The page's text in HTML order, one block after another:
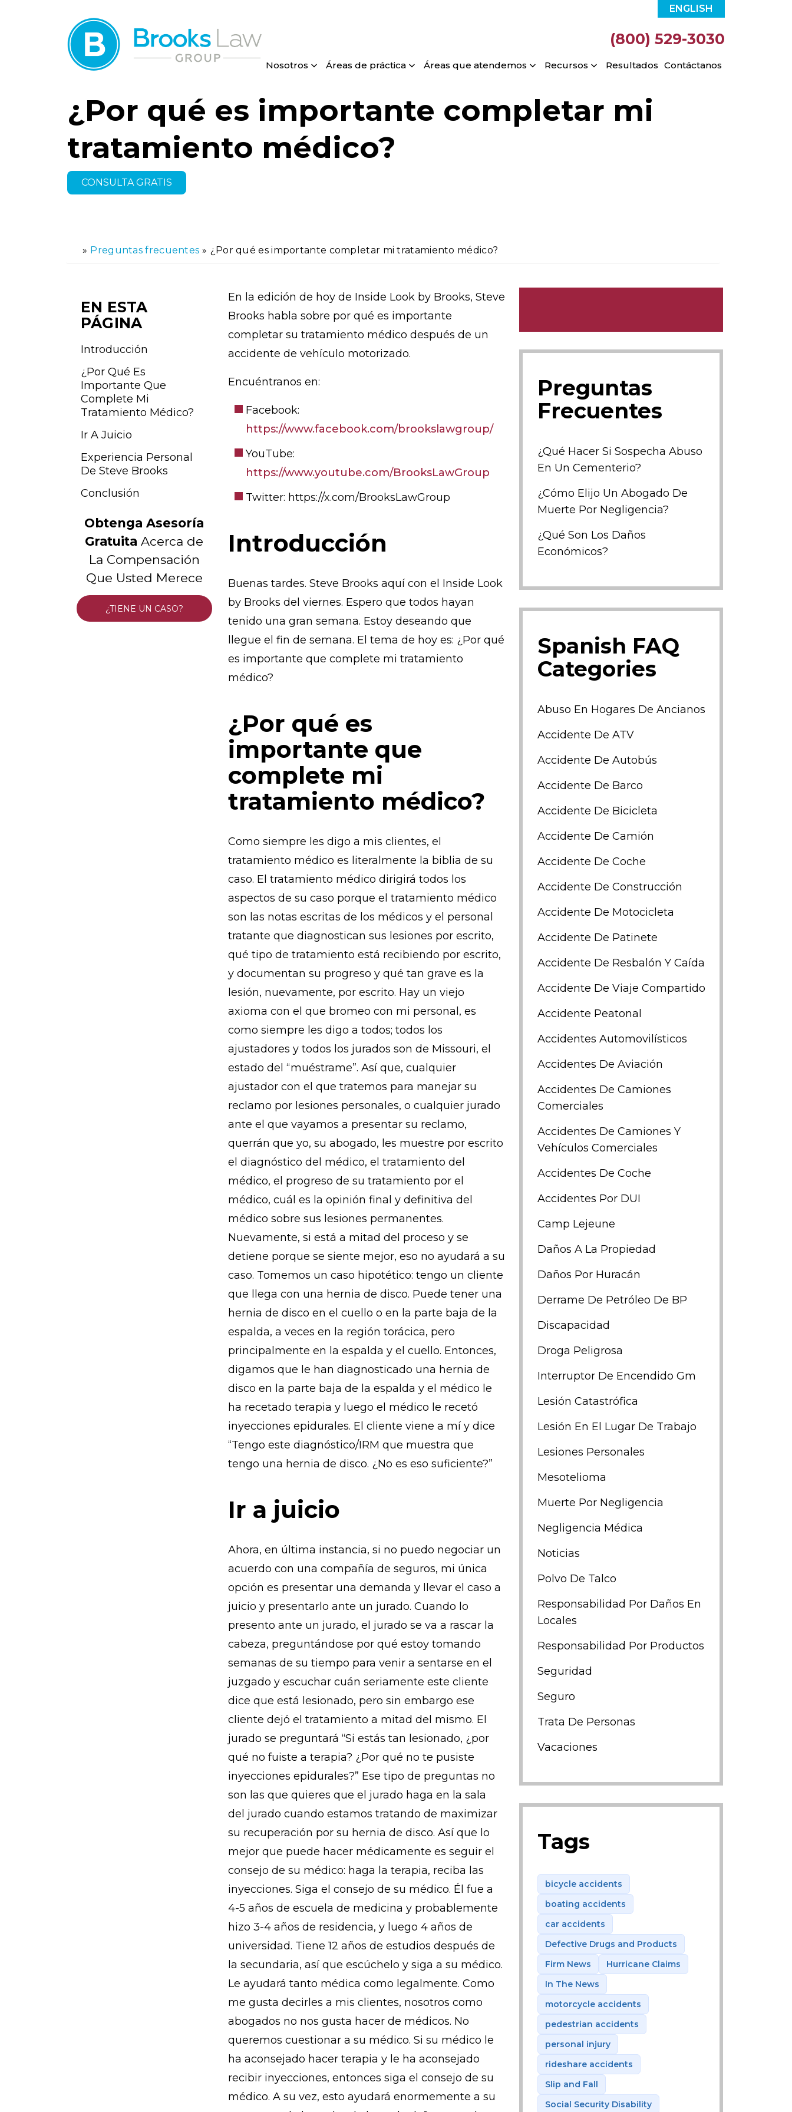
ENGLISH
(800) 529-3030
Nosotros Áreas de práctica Áreas que atendemos Recursos Resultados Contáctanos
¿Por qué es importante completar mi
tratamiento médico?
CONSULTA GRATIS
» Preguntas frecuentes » ¿Por qué es importante completar mi tratamiento médico?
EN ESTA
PÁGINA
Introducción
¿Por Qué Es
Importante Que
Complete Mi
Tratamiento Médico?
Ir A Juicio
Experiencia Personal
De Steve Brooks
Conclusión
Obtenga Asesoría
Gratuita Acerca de
La Compensación
Que Usted Merece
¿TIENE UN CASO?
En la edición de hoy de Inside Look by Brooks, Steve
Brooks habla sobre por qué es importante
completar su tratamiento médico después de un
accidente de vehículo motorizado.
Encuéntranos en:
Facebook:
https://www.facebook.com/brookslawgroup/
YouTube:
https://www.youtube.com/BrooksLawGroup
Twitter: https://x.com/BrooksLawGroup
Introducción
Buenas tardes. Steve Brooks aquí con el Inside Look
by Brooks del viernes. Espero que todos hayan
tenido una gran semana. Estoy deseando que
llegue el fin de semana. El tema de hoy es: ¿Por qué
es importante que complete mi tratamiento
médico?
¿Por qué es
importante que
complete mi
tratamiento médico?
Como siempre les digo a mis clientes, el
tratamiento médico es literalmente la biblia de su
caso. El tratamiento médico dirigirá todos los
aspectos de su caso porque el tratamiento médico
son las notas escritas de los médicos y el personal
tratante que diagnostican sus lesiones por escrito,
qué tipo de tratamiento está recibiendo por escrito,
y documentan su progreso y qué tan grave es la
lesión, nuevamente, por escrito. Hay un viejo
axioma con el que bromeo con mi personal, es
como siempre les digo a todos; todos los
ajustadores y todos los jurados son de Missouri, el
estado del “muéstrame”. Así que, cualquier
ajustador con el que tratemos para manejar su
reclamo por lesiones personales, o cualquier jurado
ante el que vayamos a presentar su reclamo,
querrán que yo, su abogado, les muestre por escrito
el diagnóstico del médico, el tratamiento del
médico, el progreso de su tratamiento por el
médico, cuál es la opinión final y definitiva del
médico sobre sus lesiones permanentes.
Nuevamente, si está a mitad del proceso y se
detiene porque se siente mejor, eso no ayudará a su
caso. Tomemos un caso hipotético: tengo un cliente
que llega con una hernia de disco. Puede tener una
hernia de disco en el cuello o en la parte baja de la
espalda, a veces en la región torácica, pero
principalmente en la espalda y el cuello. Entonces,
digamos que le han diagnosticado una hernia de
disco en la parte baja de la espalda y el médico le
ha recetado terapia y luego el médico le recetó
inyecciones epidurales. El cliente viene a mí y dice
“Tengo este diagnóstico/IRM que muestra que
tengo una hernia de disco. ¿No es eso suficiente?”
Ir a juicio
Ahora, en última instancia, si no puedo negociar un
acuerdo con una compañía de seguros, mi única
opción es presentar una demanda y llevar el caso a
juicio y presentarlo ante un jurado. Cuando lo
presento ante un jurado, el jurado se va a rascar la
cabeza, preguntándose por qué estoy tomando
semanas de su tiempo para venir a sentarse en el
juzgado y escuchar cuán seriamente este cliente
dice que está lesionado, pero sin embargo ese
cliente dejó el tratamiento a mitad del mismo. El
jurado se preguntará “Si estás tan lesionado, ¿por
qué no fuiste a terapia? ¿Por qué no te pusiste
inyecciones epidurales?” Ese tipo de preguntas no
son las que quieres que el jurado haga en la sala
del jurado cuando estamos tratando de maximizar
su recuperación por su hernia de disco. Así que lo
mejor que puede hacer médicamente es seguir el
consejo de su médico: haga la terapia, reciba las
inyecciones. Siga el consejo de su médico. Él fue a
4-5 años de escuela de medicina y probablemente
hizo 3-4 años de residencia, y luego 4 años de
universidad. Tiene 12 años de estudios después de
la secundaria, así que escúchelo y siga a su médico.
Le ayudará tanto médica como legalmente. Como
me gusta decirles a mis clientes, nosotros como
abogados no nos gusta hacer de médicos. No
queremos cuestionar a su médico. Si su médico le
ha aconsejado hacer terapia y le ha aconsejado
recibir inyecciones, entonces siga el consejo de su
médico. A su vez, esto ayudará enormemente a su
Preguntas
Frecuentes
¿Qué Hacer Si Sospecha Abuso
En Un Cementerio?
¿Cómo Elijo Un Abogado De
Muerte Por Negligencia?
¿Qué Son Los Daños
Económicos?
Spanish FAQ
Categories
Abuso En Hogares De Ancianos
Accidente De ATV
Accidente De Autobús
Accidente De Barco
Accidente De Bicicleta
Accidente De Camión
Accidente De Coche
Accidente De Construcción
Accidente De Motocicleta
Accidente De Patinete
Accidente De Resbalón Y Caída
Accidente De Viaje Compartido
Accidente Peatonal
Accidentes Automovilísticos
Accidentes De Aviación
Accidentes De Camiones
Comerciales
Accidentes De Camiones Y
Vehículos Comerciales
Accidentes De Coche
Accidentes Por DUI
Camp Lejeune
Daños A La Propiedad
Daños Por Huracán
Derrame De Petróleo De BP
Discapacidad
Droga Peligrosa
Interruptor De Encendido Gm
Lesión Catastrófica
Lesión En El Lugar De Trabajo
Lesiones Personales
Mesotelioma
Muerte Por Negligencia
Negligencia Médica
Noticias
Polvo De Talco
Responsabilidad Por Daños En
Locales
Responsabilidad Por Productos
Seguridad
Seguro
Trata De Personas
Vacaciones
Tags
bicycle accidents
boating accidents
car accidents
Defective Drugs and Products
Firm News
Hurricane Claims
In The News
motorcycle accidents
pedestrian accidents
personal injury
rideshare accidents
Slip and Fall
Social Security Disability